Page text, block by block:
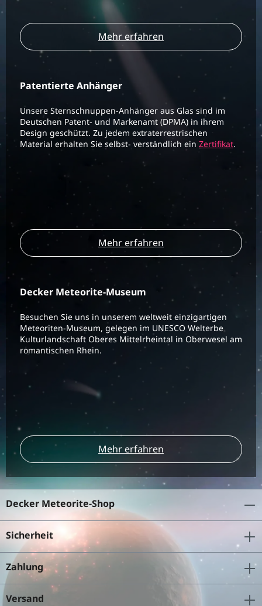
Mehr erfahren
Patentierte Anhänger
Unsere Sternschnuppen-Anhänger aus Glas sind im
Deutschen Patent- und Markenamt (DPMA) in ihrem
Design geschützt. Zu jedem extraterrestrischen
Material erhalten Sie selbst- verständlich ein Zertifikat.
Mehr erfahren
Decker Meteorite-Museum
Besuchen Sie uns in unserem weltweit einzigartigen
Meteoriten-Museum, gelegen im UNESCO Welterbe
Kulturlandschaft Oberes Mittelrheintal in Oberwesel am
romantischen Rhein.
Mehr erfahren
Decker Meteorite-Shop
Sicherheit
Zahlung
Versand